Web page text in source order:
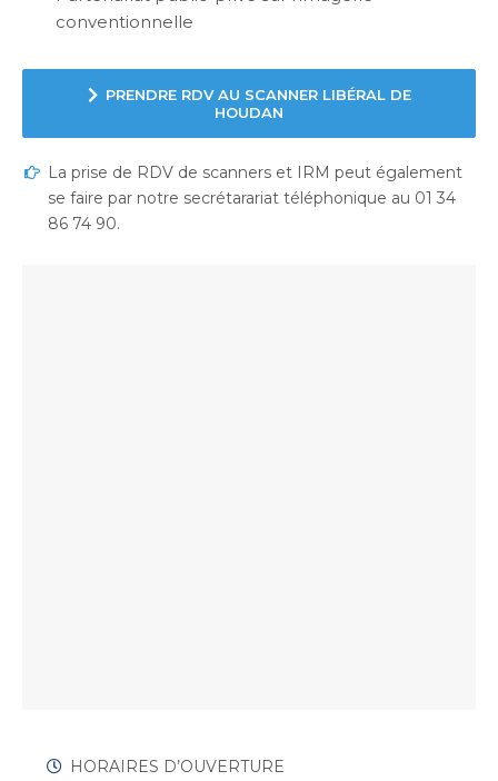
conventionnelle
PRENDRE RDV AU SCANNER LIBÉRAL DE
HOUDAN
La prise de RDV de scanners et IRM peut également
se faire par notre secrétarariat téléphonique au 01 34
86 74 90.
HORAIRES D’OUVERTURE